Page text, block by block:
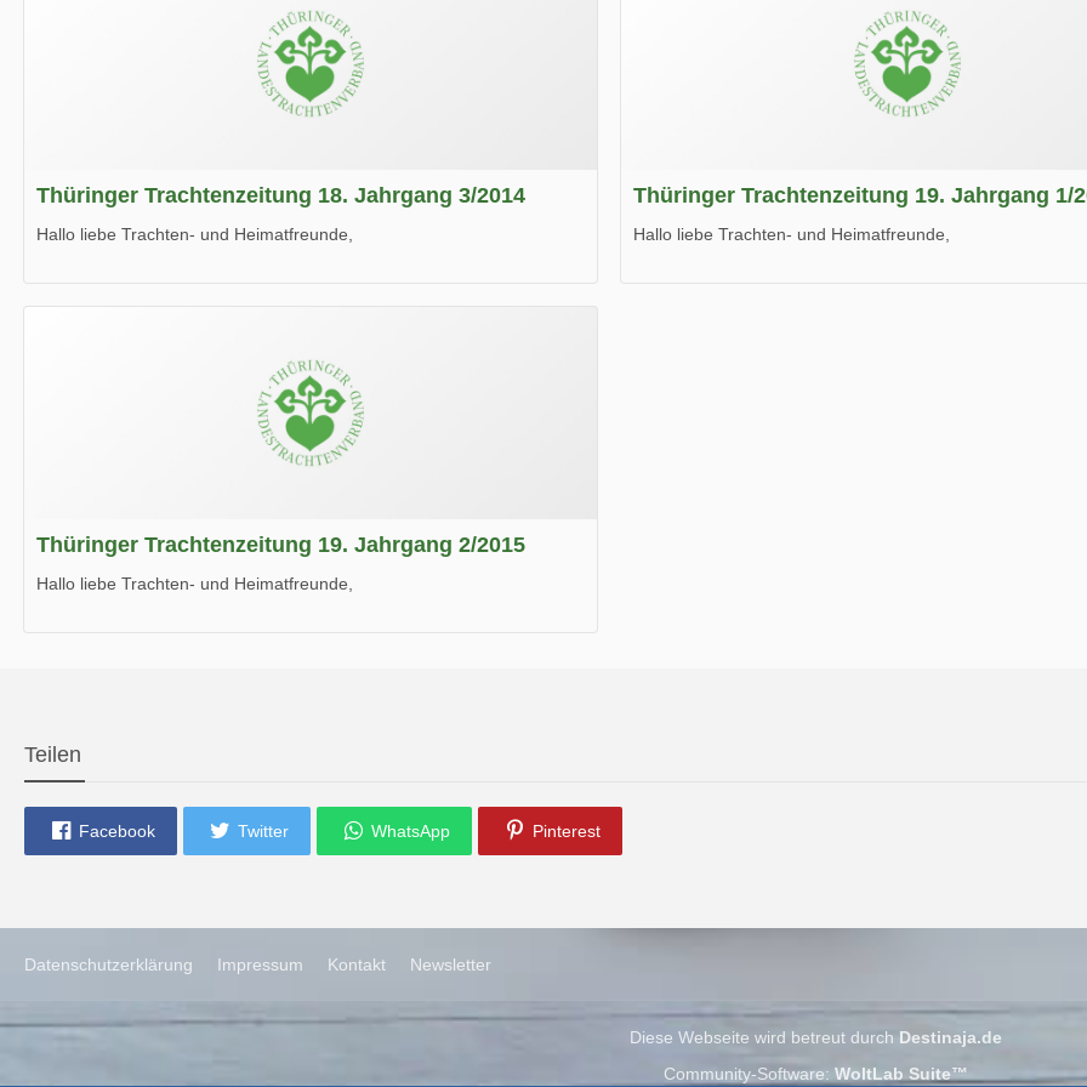
Thüringer Trachtenzeitung 18. Jahrgang 3/2014
Hallo liebe Trachten- und Heimatfreunde,
Wir wünschen Euch viel Spaß beim Lesen.
Thüringer Trachtenzeitung 19. Jahrgang 1/
Hallo liebe Trachten- und Heimatfreunde,
Thüringer Trachtenzeitung 19. Jahrgang 2/2015
Hallo liebe Trachten- und Heimatfreunde,
Teilen
Facebook Twitter WhatsApp Pinterest
Datenschutzerklärung Impressum Kontakt Newsletter
Diese Webseite wird betreut durch Destinaja.de
Community-Software: WoltLab Suite™